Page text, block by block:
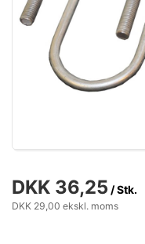
DKK 36,25 / Stk.
DKK 29,00 ekskl. moms